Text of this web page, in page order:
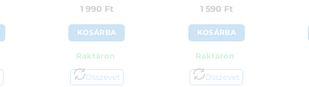
1 990 Ft
KOSÁRBA
Raktáron
Összevet
1 590 Ft
KOSÁRBA
Raktáron
Összevet